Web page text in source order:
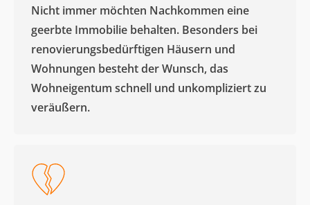
Nicht immer möchten Nachkommen eine
geerbte Immobilie behalten. Besonders bei
renovierungsbedürftigen Häusern und
Wohnungen besteht der Wunsch, das
Wohneigentum schnell und unkompliziert zu
veräußern. ​